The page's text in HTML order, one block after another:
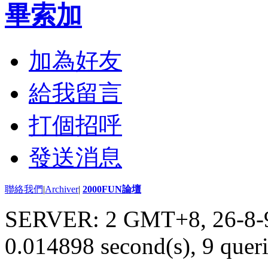
畢索加
加為好友
給我留言
打個招呼
發送消息
聯絡我們|Archiver| 2000FUN論壇
SERVER: 2 GMT+8, 26-
0.014898 second(s), 9